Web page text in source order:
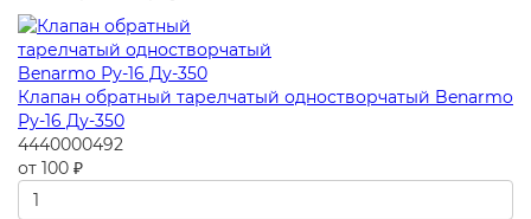
Клапан обратный тарелчатый одностворчатый Benarmo
Ру-16 Ду-350
4440000492
от 100 ₽